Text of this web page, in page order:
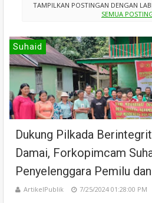
TAMPILKAN POSTINGAN DENGAN
SEMUA
Suhaid
Dukung Pilkada
Damai, Forkopimcam
Penyelenggara Pemilu
ArtikelPublik 7/25/2024 01:28:00 PM